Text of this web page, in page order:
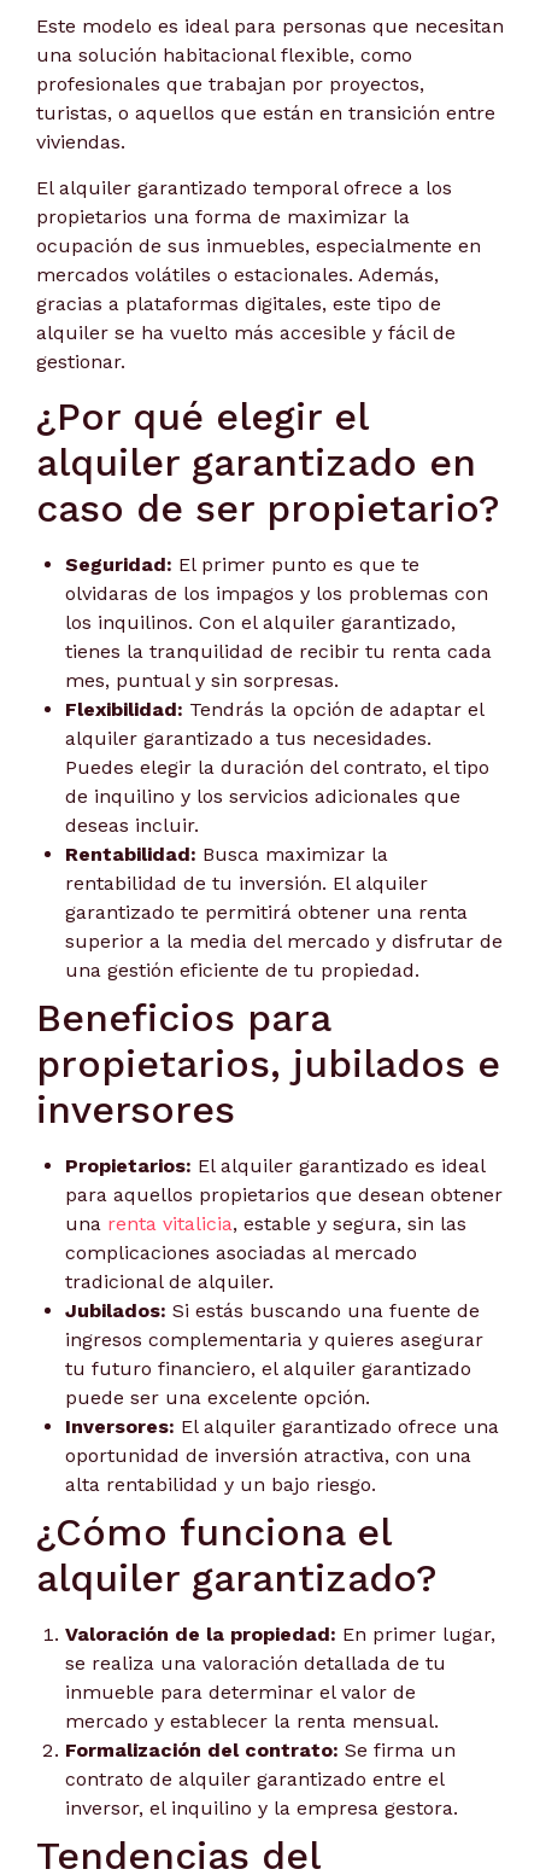
Este modelo es ideal para personas que necesitan
una solución habitacional flexible, como
profesionales que trabajan por proyectos,
turistas, o aquellos que están en transición entre
viviendas.
El alquiler garantizado temporal ofrece a los
propietarios una forma de maximizar la
ocupación de sus inmuebles, especialmente en
mercados volátiles o estacionales. Además,
gracias a plataformas digitales, este tipo de
alquiler se ha vuelto más accesible y fácil de
gestionar.
¿Por qué elegir el
alquiler garantizado en
caso de ser propietario?
Seguridad: El primer punto es que te
olvidaras de los impagos y los problemas con
los inquilinos. Con el alquiler garantizado,
tienes la tranquilidad de recibir tu renta cada
mes, puntual y sin sorpresas.
Flexibilidad: Tendrás la opción de adaptar el
alquiler garantizado a tus necesidades.
Puedes elegir la duración del contrato, el tipo
de inquilino y los servicios adicionales que
deseas incluir.
Rentabilidad: Busca maximizar la
rentabilidad de tu inversión. El alquiler
garantizado te permitirá obtener una renta
superior a la media del mercado y disfrutar de
una gestión eficiente de tu propiedad.
Beneficios para
propietarios, jubilados e
inversores
Propietarios: El alquiler garantizado es ideal
para aquellos propietarios que desean obtener
una renta vitalicia, estable y segura, sin las
complicaciones asociadas al mercado
tradicional de alquiler.
Jubilados: Si estás buscando una fuente de
ingresos complementaria y quieres asegurar
tu futuro financiero, el alquiler garantizado
puede ser una excelente opción.
Inversores: El alquiler garantizado ofrece una
oportunidad de inversión atractiva, con una
alta rentabilidad y un bajo riesgo.
¿Cómo funciona el
alquiler garantizado?
Valoración de la propiedad: En primer lugar,
se realiza una valoración detallada de tu
inmueble para determinar el valor de
mercado y establecer la renta mensual.
Formalización del contrato: Se firma un
contrato de alquiler garantizado entre el
inversor, el inquilino y la empresa gestora.
Tendencias del